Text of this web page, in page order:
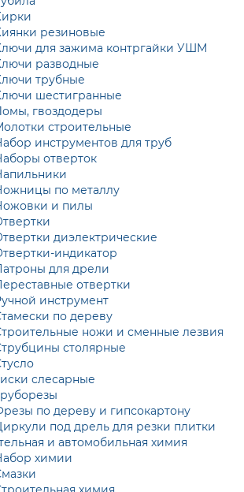
резиновые
для зажима контргайки УШМ
разводные
трубные
шестигранные
гвоздодеры
строительные
инструментов для труб
отверток
по металлу
и пилы
диэлектрические
индикатор
для дрели
отвертки
инструмент
по дереву
ножи и сменные лезвия
столярные
слесарные
по дереву и гипсокартону
под дрель для резки плитки
и автомобильная химия
химии